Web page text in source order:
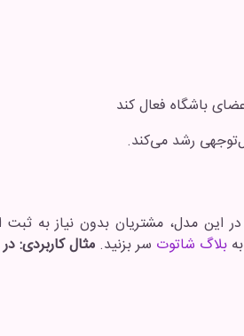
رشد می‌کند.
این مدل، مشتریان بدون نیاز به ثبت
بلاگ شاتوت سر بزنید. مثال کاربردی: